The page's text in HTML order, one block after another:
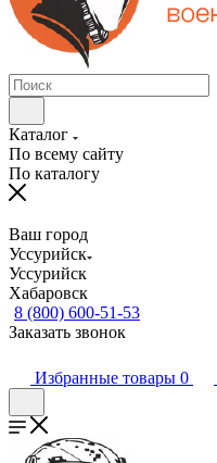
Каталог
По всему сайту
По каталогу
Ваш город
Уссурийск
Уссурийск
Хабаровск
8 (800) 600-51-53
Заказать звонок
Избранные товары 0